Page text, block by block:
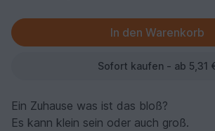
Sofort kaufen - ab 5,31
Ein Zuhause was ist das bloß?
Es kann klein sein oder auch groß.